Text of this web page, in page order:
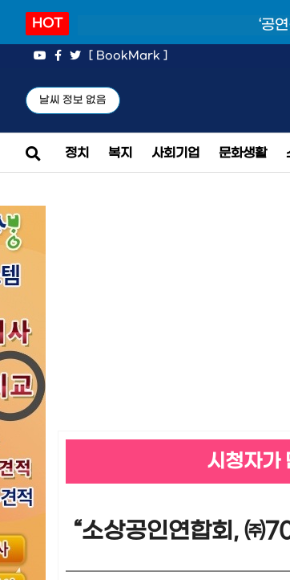
HOT ‘공
[ BookMark ]
날씨 정보 없음
정치 복지 사회기업 문화생활
시청자가
“소상공인연합회, ㈜